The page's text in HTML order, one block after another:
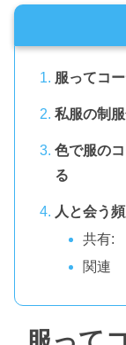
服ってコ
私服の制
色で服の
る
人と会う
共有:
関連